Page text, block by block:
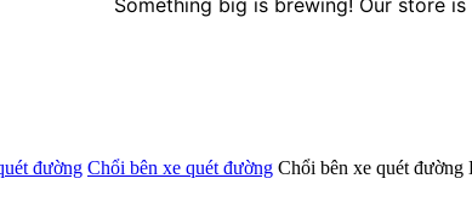
đường Chổi bên xe quét đường Chổi bên xe quét